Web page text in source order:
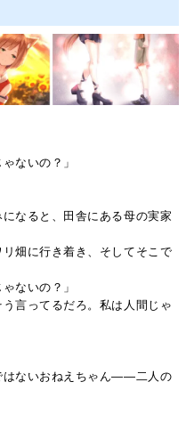
ないの？」
なると、田舎にある母の実家
畑に行き着き、そしてそこで
ないの？」
言ってるだろ。私は人間じゃ
はないおねえちゃん——二人の